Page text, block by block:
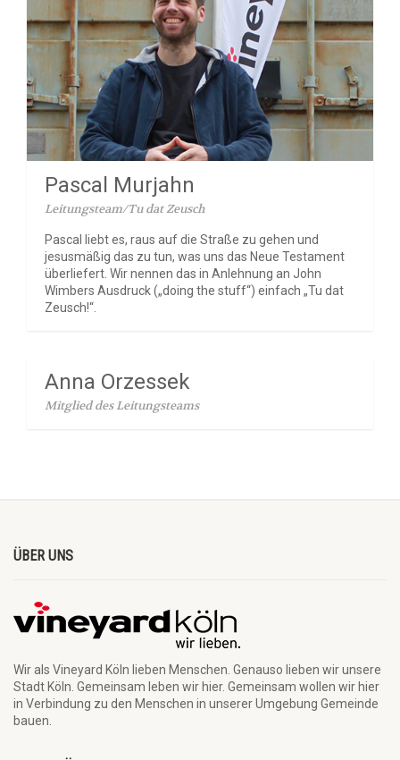
Pascal Murjahn
Leitungsteam/Tu dat Zeusch
Pascal liebt es, raus auf die Straße zu gehen und
jesusmäßig das zu tun, was uns das Neue Testament
überliefert. Wir nennen das in Anlehnung an John
Wimbers Ausdruck („doing the stuff“) einfach „Tu dat
Zeusch!“.
Anna Orzessek
Mitglied des Leitungsteams
ÜBER UNS
Wir als Vineyard Köln lieben Menschen. Genauso lieben wir unsere
Stadt Köln. Gemeinsam leben wir hier. Gemeinsam wollen wir hier
in Verbindung zu den Menschen in unserer Umgebung Gemeinde
bauen.